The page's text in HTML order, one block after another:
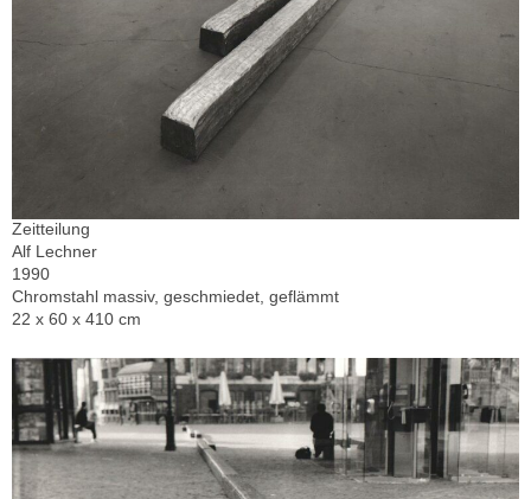
Zeitteilung
Alf Lechner
1990
Chromstahl massiv, geschmiedet, geflämmt
22 x 60 x 410 cm